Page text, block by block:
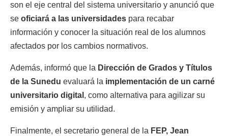
son el eje central del sistema universitario y anunció que
se oficiará a las universidades para recabar
información y conocer la situación real de los alumnos
afectados por los cambios normativos.
Además, informó que la Dirección de Grados y Títulos
de la Sunedu evaluará la implementación de un carné
universitario digital , como alternativa para agilizar su
emisión y ampliar su utilidad.
Finalmente, el secretario general de la FEP, Jean